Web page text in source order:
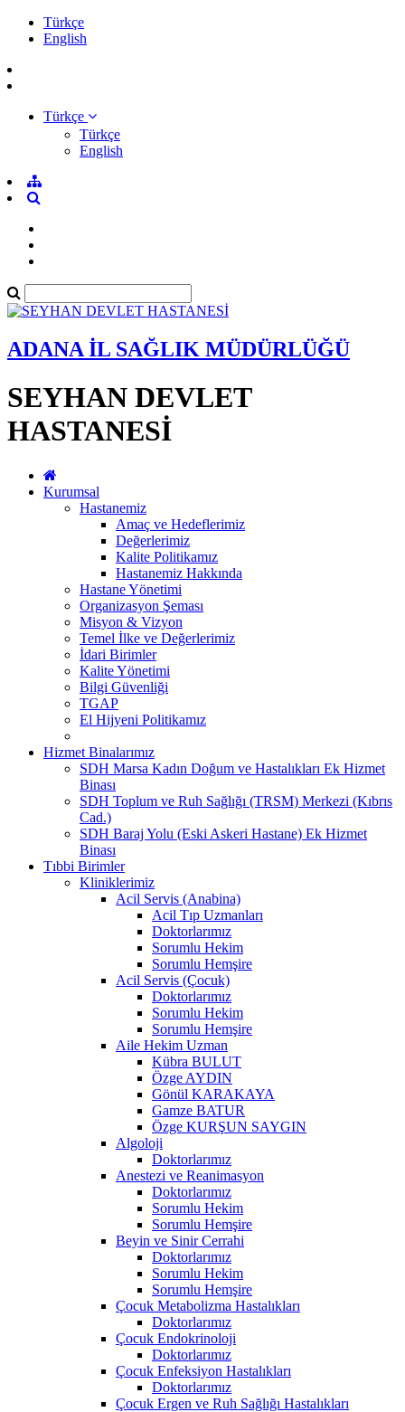
Türkçe
English
Türkçe
Türkçe
English
ADANA İL SAĞLIK MÜDÜRLÜĞÜ
SEYHAN DEVLET
HASTANESİ
Kurumsal
Hastanemiz
Amaç ve Hedeflerimiz
Değerlerimiz
Kalite Politikamız
Hastanemiz Hakkında
Hastane Yönetimi
Organizasyon Şeması
Misyon & Vizyon
Temel İlke ve Değerlerimiz
İdari Birimler
Kalite Yönetimi
Bilgi Güvenliği
TGAP
El Hijyeni Politikamız
Hizmet Binalarımız
SDH Marsa Kadın Doğum ve Hastalıkları Ek Hizmet
Binası
SDH Toplum ve Ruh Sağlığı (TRSM) Merkezi (Kıbrıs
Cad.)
SDH Baraj Yolu (Eski Askeri Hastane) Ek Hizmet
Binası
Tıbbi Birimler
Kliniklerimiz
Acil Servis (Anabina)
Acil Tıp Uzmanları
Doktorlarımız
Sorumlu Hekim
Sorumlu Hemşire
Acil Servis (Çocuk)
Doktorlarımız
Sorumlu Hekim
Sorumlu Hemşire
Aile Hekim Uzman
Kübra BULUT
Özge AYDIN
Gönül KARAKAYA
Gamze BATUR
Özge KURŞUN SAYGIN
Algoloji
Doktorlarımız
Anestezi ve Reanimasyon
Doktorlarımız
Sorumlu Hekim
Sorumlu Hemşire
Beyin ve Sinir Cerrahi
Doktorlarımız
Sorumlu Hekim
Sorumlu Hemşire
Çocuk Metabolizma Hastalıkları
Doktorlarımız
Çocuk Endokrinoloji
Doktorlarımız
Çocuk Enfeksiyon Hastalıkları
Doktorlarımız
Çocuk Ergen ve Ruh Sağlığı Hastalıkları